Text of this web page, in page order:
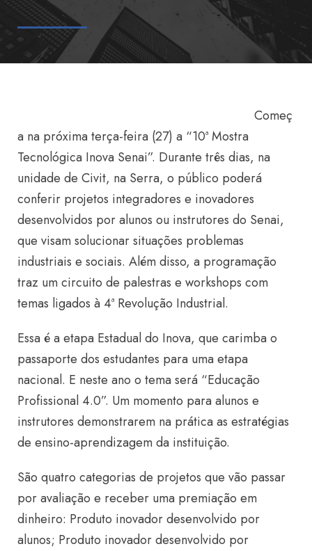
Começ
a na próxima terça-feira (27) a “10ª Mostra
Tecnológica Inova Senai”. Durante três dias, na
unidade de Civit, na Serra, o público poderá
conferir projetos integradores e inovadores
desenvolvidos por alunos ou instrutores do Senai,
que visam solucionar situações problemas
industriais e sociais. Além disso, a programação
traz um circuito de palestras e workshops com
temas ligados à 4ª Revolução Industrial.
Essa é a etapa Estadual do Inova, que carimba o
passaporte dos estudantes para uma etapa
nacional. E neste ano o tema será “Educação
Profissional 4.0”. Um momento para alunos e
instrutores demonstrarem na prática as estratégias
de ensino-aprendizagem da instituição.
São quatro categorias de projetos que vão passar
por avaliação e receber uma premiação em
dinheiro: Produto inovador desenvolvido por
alunos; Produto inovador desenvolvido por